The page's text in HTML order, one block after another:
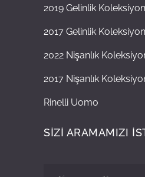
2019 Gelinlik
2017 Gelinlik
2022 Nişanlık
2017 Nişanlık
Rinelli Uomo
SİZİ ARAMAMIZI